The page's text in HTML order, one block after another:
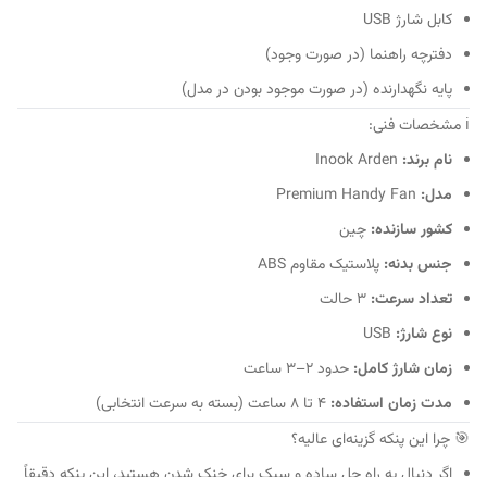
کابل شارژ USB
دفترچه راهنما (در صورت وجود)
پایه نگهدارنده (در صورت موجود بودن در مدل)
ℹ️ مشخصات فنی:
نام برند:
مدل:
کشور سازنده: چین
جنس بدنه: پلاستیک مقاوم ABS
تعداد سرعت:
نوع شارژ:
زمان شارژ کامل: حدود ۲–۳ ساعت
مدت زمان استفاده:
🎯 چرا این پنکه گزینه‌ای عالیه؟